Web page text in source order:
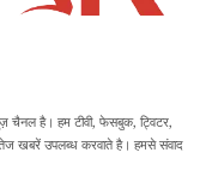
चैनल है। हम टीवी, फेसबुक, ट्विटर,
खबरें उपलब्ध करवाते है। हमसे संवाद